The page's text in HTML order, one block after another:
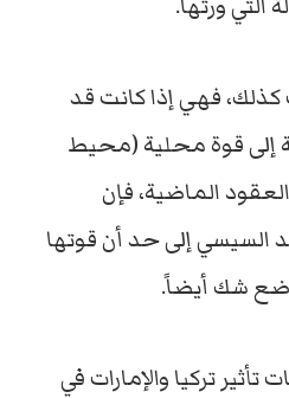
التي ورثها.
فهي إذا كانت قد
إلى قوة محلية (محيط
الماضية، فإن
السيسي إلى حد أن قوتها
شك أيضاً.
تأثير تركيا والإمارات في